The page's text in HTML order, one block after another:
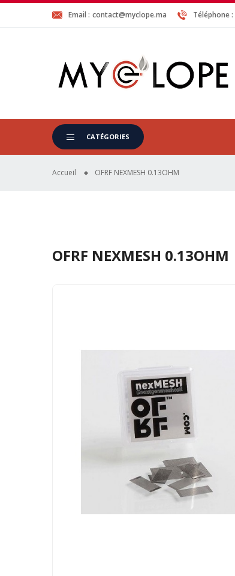
Email : contact@myclope.ma Téléphone :
CATÉGORIES
Accueil OFRF NEXMESH 0.13OHM
OFRF NEXMESH 0.13OHM